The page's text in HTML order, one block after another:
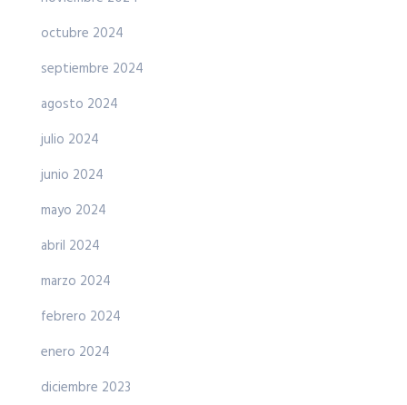
octubre 2024
septiembre 2024
agosto 2024
julio 2024
junio 2024
mayo 2024
abril 2024
marzo 2024
febrero 2024
enero 2024
diciembre 2023